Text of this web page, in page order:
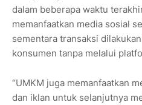
dalam beberapa waktu
memanfaatkan media sosial
sementara transaksi
konsumen tanpa melalui
“UMKM juga memanfaatkan
dan iklan untuk selanjutnya